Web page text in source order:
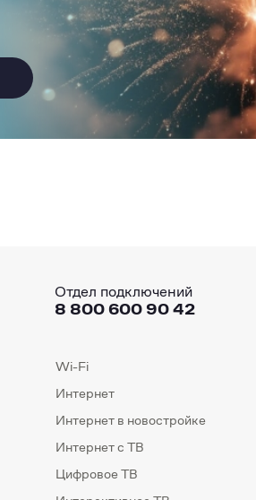
Отдел подключений
8 800 600 90 42
Wi-Fi
Интернет
Интернет в новостройке
Интернет с ТВ
Цифровое ТВ